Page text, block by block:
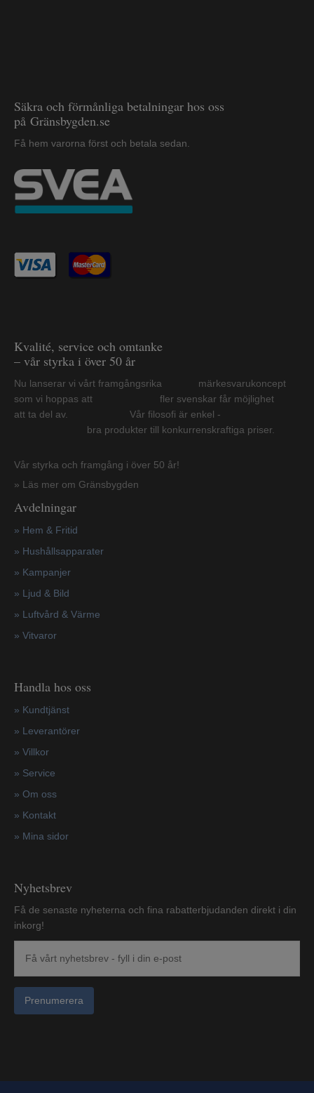
Säkra och förmånliga betalningar hos oss
på Gränsbygden.se
Få hem varorna först och betala sedan.
Kvalité, service och omtanke
– vår styrka i över 50 år
Nu lanserar vi vårt framgångsrika märkesvarukoncept
som vi hoppas att fler svenskar får möjlighet
att ta del av. Vår filosofi är enkel -
bra produkter till konkurrenskraftiga priser.
Vår styrka och framgång i över 50 år!
» Läs mer om Gränsbygden
Avdelningar
» Hem & Fritid
» Hushållsapparater
» Kampanjer
» Ljud & Bild
» Luftvård & Värme
» Vitvaror
Handla hos oss
» Kundtjänst
» Leverantörer
» Villkor
» Service
» Om oss
» Kontakt
» Mina sidor
Nyhetsbrev
Få de senaste nyheterna och fina rabatterbjudanden direkt i din
inkorg!
Prenumerera